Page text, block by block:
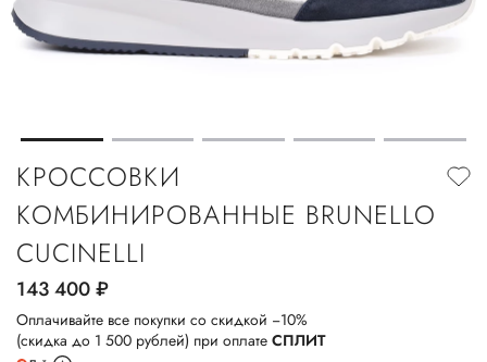
КРОССОВКИ
КОМБИНИРОВАННЫЕ BRUNELLO
CUCINELLI
143 400руб.
Оплачивайте все покупки со скидкой −10%
(скидка до 1 500 рублей) при оплате СПЛИТ